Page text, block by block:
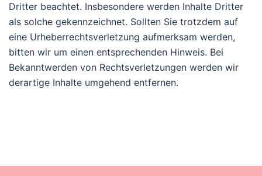
Dritter beachtet. Insbesondere werden Inhalte Dritter
als solche gekennzeichnet. Sollten Sie trotzdem auf
eine Urheberrechtsverletzung aufmerksam werden,
bitten wir um einen entsprechenden Hinweis. Bei
Bekanntwerden von Rechtsverletzungen werden wir
derartige Inhalte umgehend entfernen.